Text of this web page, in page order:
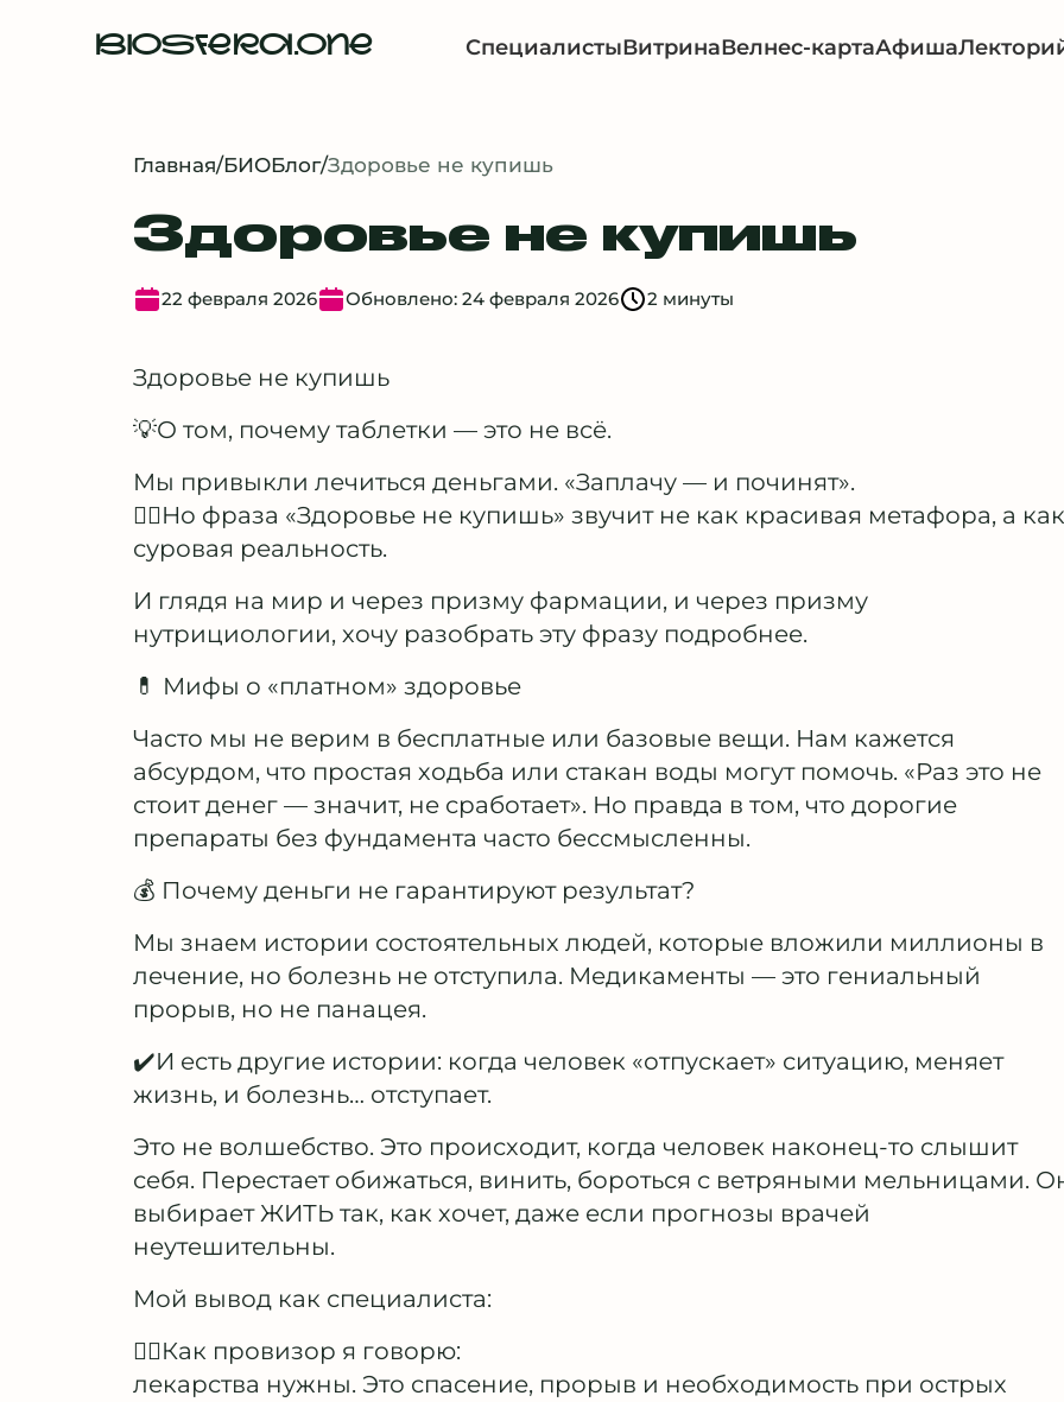
BIOSFERA.ONE СпециалистыВитринаВелнес-картаАфиша
Главная/БИОБлог/Здоровье не купишь
Здоровье не купишь
22 февраля 2026 Обновлено: 24 февраля 2026 2 минуты
Здоровье не купишь
💡О том, почему таблетки — это не всё.
Мы привыкли лечиться деньгами. «Заплачу — и починят».
☝🏻Но фраза «Здоровье не купишь» звучит не как красивая метафора, а как
суровая реальность.
И глядя на мир и через призму фармации, и через призму
нутрициологии, хочу разобрать эту фразу подробнее.
💊 Мифы о «платном» здоровье
Часто мы не верим в бесплатные или базовые вещи. Нам кажется
абсурдом, что простая ходьба или стакан воды могут помочь. «Раз это не
стоит денег — значит, не сработает». Но правда в том, что дорогие
препараты без фундамента часто бессмысленны.
💰 Почему деньги не гарантируют результат?
Мы знаем истории состоятельных людей, которые вложили миллионы в
лечение, но болезнь не отступила. Медикаменты — это гениальный
прорыв, но не панацея.
✔️И есть другие истории: когда человек «отпускает» ситуацию, меняет
жизнь, и болезнь… отступает.
Это не волшебство. Это происходит, когда человек наконец-то слышит
себя. Перестает обижаться, винить, бороться с ветряными мельницами.
выбирает ЖИТЬ так, как хочет, даже если прогнозы врачей
неутешительны.
Мой вывод как специалиста:
👩‍⚕️Как провизор я говорю:
лекарства нужны. Это спасение, прорыв и необходимость при острых